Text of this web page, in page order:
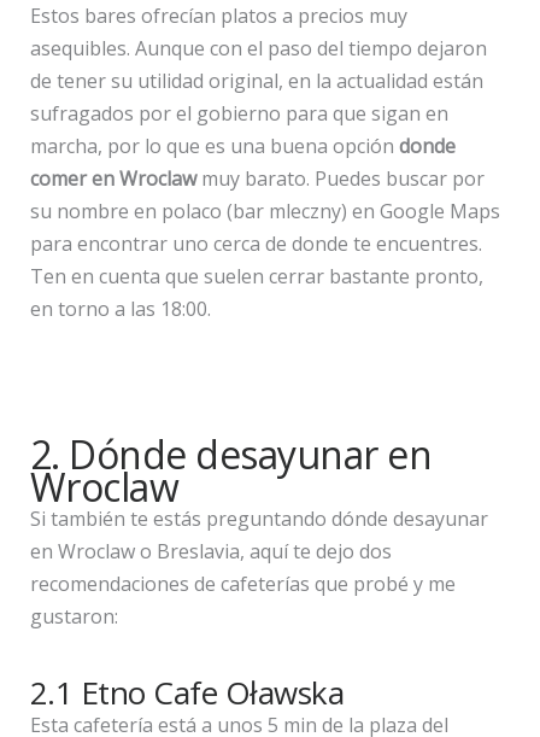
Estos bares ofrecían platos a precios muy
asequibles. Aunque con el paso del tiempo dejaron
de tener su utilidad original, en la actualidad están
sufragados por el gobierno para que sigan en
marcha, por lo que es una buena opción donde
comer en Wroclawmuy barato. Puedes buscar por
su nombre en polaco (bar mleczny) en Google Maps
para encontrar uno cerca de donde te encuentres.
Ten en cuenta que suelen cerrar bastante pronto,
en torno a las 18:00.
2. Dónde desayunar en
Wroclaw
Si también te estás preguntando dónde desayunar
en Wroclaw o Breslavia, aquí te dejo dos
recomendaciones de cafeterías que probé y me
gustaron:
2.1 Etno Cafe Oławska
Esta cafetería está a unos 5 min de la plaza del